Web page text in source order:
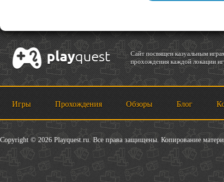
Cайт посвящен казуальным
прохождения каждой локации
Игры Прохождения Обзоры Блог
Copyright © 2026 Playquest.ru. Все права защищены. Копирование